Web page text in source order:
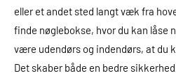
eller et andet sted langt væk fra
finde nøglebokse, hvor du kan låse
være udendørs og indendørs, at du
Det skaber både en bedre